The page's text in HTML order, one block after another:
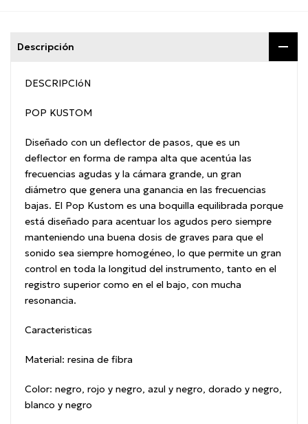
Descripción
DESCRIPCIóN
POP KUSTOM
Diseñado con un deflector de pasos, que es un
deflector en forma de rampa alta que acentúa las
frecuencias agudas y la cámara grande, un gran
diámetro que genera una ganancia en las frecuencias
bajas. El Pop Kustom es una boquilla equilibrada porque
está diseñado para acentuar los agudos pero siempre
manteniendo una buena dosis de graves para que el
sonido sea siempre homogéneo, lo que permite un gran
control en toda la longitud del instrumento, tanto en el
registro superior como en el el bajo, con mucha
resonancia.
Caracteristicas
Material: resina de fibra
Color: negro, rojo y negro, azul y negro, dorado y negro,
blanco y negro